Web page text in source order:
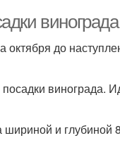
до
винограда.
и глубиной